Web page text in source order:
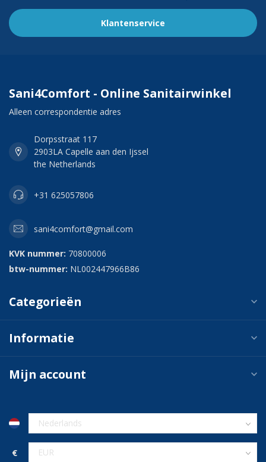
Klantenservice
Sani4Comfort - Online Sanitairwinkel
Alleen correspondentie adres
Dorpsstraat 117
2903LA Capelle aan den Ijssel
the Netherlands
+31 625057806
sani4comfort@gmail.com
KVK nummer: 70800006
btw-nummer: NL002447966B86
Categorieën
Informatie
Mijn account
€